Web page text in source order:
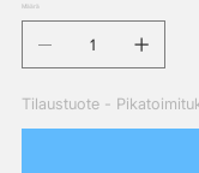
Määrä
Tilaustuote -